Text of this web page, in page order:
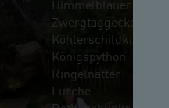
Himmelblauer
Zwergtaggecko
Köhlerschildkröte
Königspython
Ringelnatter
Lurche